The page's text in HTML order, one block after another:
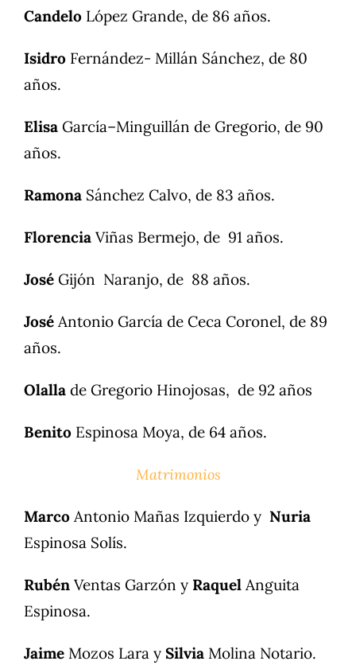
Candelo López Grande, de 86 años.
Isidro Fernández- Millán Sánchez, de 80
años.
Elisa García–Minguillán de Gregorio, de 90
años.
Ramona Sánchez Calvo, de 83 años.
Florencia Viñas Bermejo, de 91 años.
José Gijón Naranjo, de 88 años.
José Antonio García de Ceca Coronel, de 89
años.
Olalla de Gregorio Hinojosas, de 92 años
Benito Espinosa Moya, de 64 años.
Matrimonios
Marco Antonio Mañas Izquierdo y Nuria
Espinosa Solís.
Rubén Ventas Garzón y Raquel Anguita
Espinosa.
Jaime Mozos Lara y Silvia Molina Notario.